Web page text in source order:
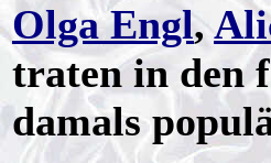
Olga Engl,
traten in den
damals